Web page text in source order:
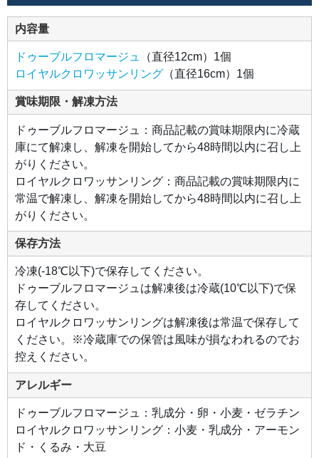
グをぜ
ひお楽
しみく
い。
内容量
ドゥーブルフロマージュ
（直径12cm）1個
ロイヤルクロワッサンリング（直径16cm）1個
賞味期限・解凍方法
ドゥーブルフロマージュ：商品記載の賞味期限内に冷蔵
庫にて解凍し、解凍を開始してから48時間以内に召し上
がりください。
ロイヤルクロワッサンリング：商品記載の賞味期限内に
常温で解凍し、解凍を開始してから48時間以内に召し上
がりください。
保存方法
冷凍(-18℃以下)で保存してください。
ドゥーブルフロマージュは解凍後は冷蔵(10℃以下)で保
存してください。
ロイヤルクロワッサンリングは解凍後は常温で保存して
ください。※冷蔵庫での保管は風味が損なわれるのでお
控えください。
アレルギー
ドゥーブルフロマージュ：乳成分・卵・小麦・ゼラチン
ロイヤルクロワッサンリング：小麦・乳成分・アーモン
ド・くるみ・大豆